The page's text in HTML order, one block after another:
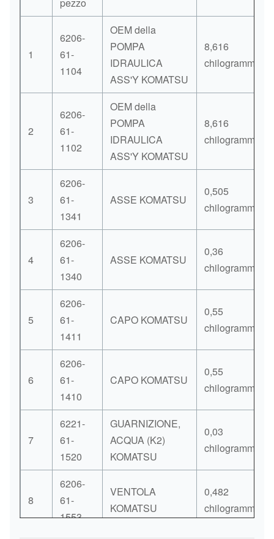
pezzo
1
6206-
61-
1104
OEM della
POMPA
IDRAULICA
ASS'Y KOMATSU
8,616
chilogrammi.
2
6206-
61-
1102
OEM della
POMPA
IDRAULICA
ASS'Y KOMATSU
8,616
chilogrammi.
3
6206-
61-
1341
ASSE KOMATSU
0,505
chilogrammi.
4
6206-
61-
1340
ASSE KOMATSU
0,36
chilogrammi.
5
6206-
61-
1411
CAPO KOMATSU
0,55
chilogrammi.
6
6206-
61-
1410
CAPO KOMATSU
0,55
chilogrammi.
7
6221-
61-
1520
GUARNIZIONE,
ACQUA (K2)
KOMATSU
0,03
chilogrammi.
8
6206-
61-
1553
VENTOLA
KOMATSU
0,482
chilogrammi.